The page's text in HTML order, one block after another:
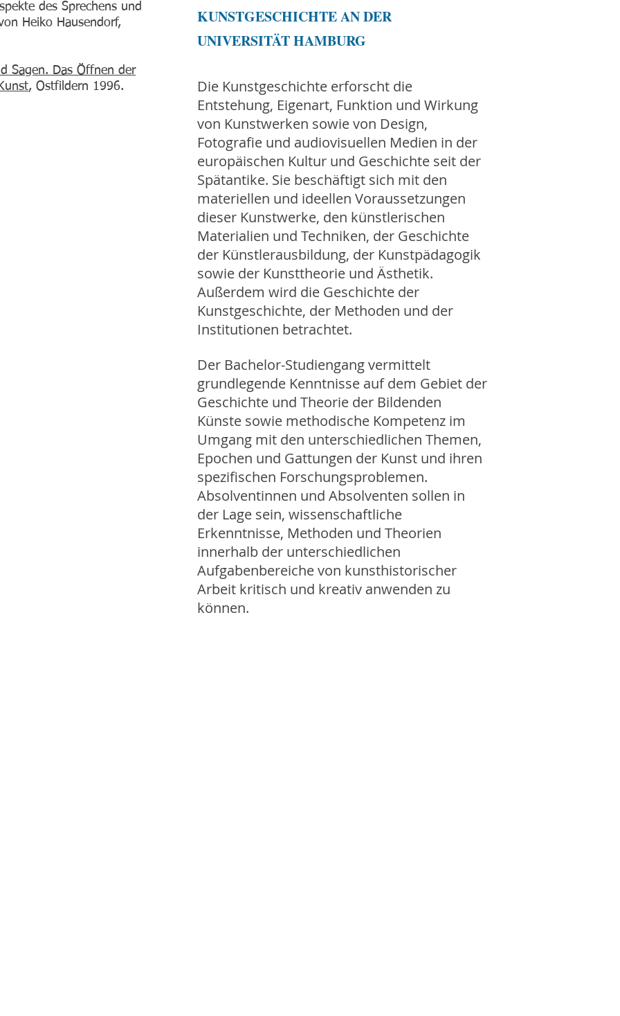
des Sprechens und
Heiko Hausendorf,
Sagen. Das Öffnen der
, Ostfildern 1996.
KUNSTGESCHICHTE AN DER
UNIVERSITÄT HAMBURG
Die Kunstgeschichte erforscht die
Entstehung, Eigenart, Funktion und Wirkung
von Kunstwerken sowie von Design,
Fotografie und audiovisuellen Medien in der
europäischen Kultur und Geschichte seit der
Spätantike. Sie beschäftigt sich mit den
materiellen und ideellen Voraussetzungen
dieser Kunstwerke, den künstlerischen
Materialien und Techniken, der Geschichte
der Künstlerausbildung, der Kunstpädagogik
sowie der Kunsttheorie und Ästhetik.
Außerdem wird die Geschichte der
Kunstgeschichte, der Methoden und der
Institutionen betrachtet.
Der Bachelor-Studiengang vermittelt
grundlegende Kenntnisse auf dem Gebiet der
Geschichte und Theorie der Bildenden
Künste sowie methodische Kompetenz im
Umgang mit den unterschiedlichen Themen,
Epochen und Gattungen der Kunst und ihren
spezifischen Forschungsproblemen.
Absolventinnen und Absolventen sollen in
der Lage sein, wissenschaftliche
Erkenntnisse, Methoden und Theorien
innerhalb der unterschiedlichen
Aufgabenbereiche von kunsthistorischer
Arbeit kritisch und kreativ anwenden zu
können.